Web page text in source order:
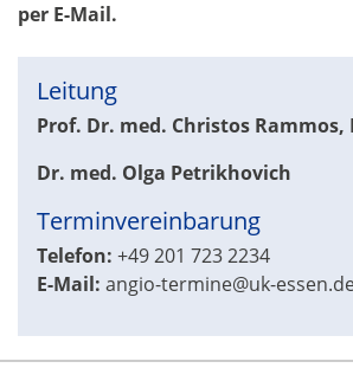
per E-Mail.
Leitung
Prof. Dr. med. Christos Rammos,
Dr. med. Olga Petrikhovich
Terminvereinbarung
Telefon: +49 201 723 2234
E-Mail: angio-termine@uk-